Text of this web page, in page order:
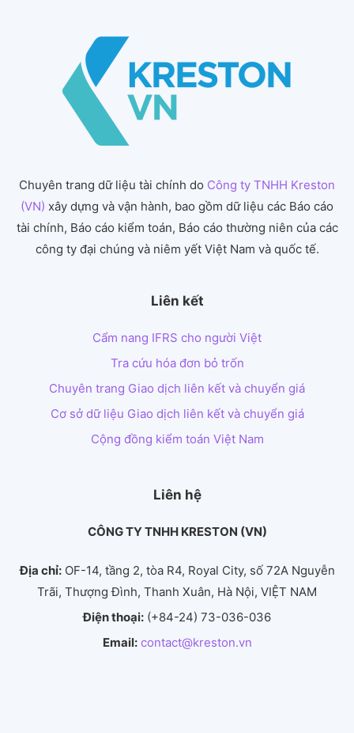
Chuyên trang dữ liệu tài chính do Công ty TNHH Kreston
(VN) xây dựng và vận hành, bao gồm dữ liệu các Báo cáo
tài chính, Báo cáo kiểm toán, Báo cáo thường niên của các
công ty đại chúng và niêm yết Việt Nam và quốc tế.
Liên kết
Cẩm nang IFRS cho người Việt
Tra cứu hóa đơn bỏ trốn
Chuyên trang Giao dịch liên kết và chuyển giá
Cơ sở dữ liệu Giao dịch liên kết và chuyển giá
Cộng đồng kiểm toán Việt Nam
Liên hệ
CÔNG TY TNHH KRESTON (VN)
Địa chỉ:OF-14, tầng 2, tòa R4, Royal City, số 72A Nguyễn
Trãi, Thượng Đình, Thanh Xuân, Hà Nội, VIỆT NAM
Điện thoại: (+84-24) 73-036-036
Email: contact@kreston.vn